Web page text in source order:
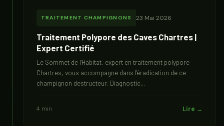
TRAITEMENT CHAMPIGNONS 23 Mai 2026
Traitement Polypore des Caves Chartres |
Expert Certifié
Le Sommet de l'Habitat, expert en traitement polypore
Chartres, vous accompagne dans l'éradication de ce
champignon destructeur. Diagnostic...
4 min Lire →